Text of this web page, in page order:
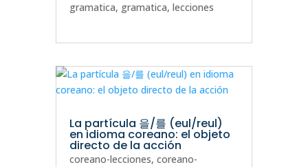
gramatica, gramatica, lecciones
La partícula 을/를 (eul/reul)
en idioma coreano: el objeto
directo de la acción
coreano-lecciones, coreano-